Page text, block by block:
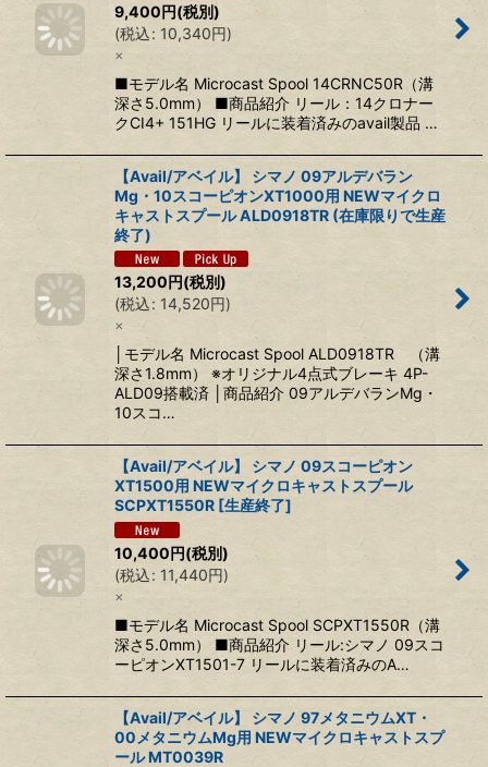
9,400円(税別)
(税込: 10,340円)
×
■モデル名 Microcast Spool 14CRNC50R（溝
深さ5.0mm） ■商品紹介 リール：14クロナー
クCI4+ 151HG リールに装着済みのavail製品 …
【Avail/アベイル】 シマノ 09アルデバラン
Mg・10スコーピオンXT1000用 NEWマイクロ
キャストスプール ALD0918TR (在庫限りで生産
終了)
13,200円(税別)
(税込: 14,520円)
×
│モデル名 Microcast Spool ALD0918TR （溝
深さ1.8mm） ※オリジナル4点式ブレーキ 4P-
ALD09搭載済 │商品紹介 09アルデバランMg・
10スコ…
【Avail/アベイル】 シマノ 09スコーピオン
XT1500用 NEWマイクロキャストスプール
SCPXT1550R [生産終了]
10,400円(税別)
(税込: 11,440円)
×
■モデル名 Microcast Spool SCPXT1550R（溝
深さ5.0mm） ■商品紹介 リール:シマノ 09スコ
ーピオンXT1501-7 リールに装着済みのA…
【Avail/アベイル】 シマノ 97メタニウムXT・
00メタニウムMg用 NEWマイクロキャストスプ
ール MT0039R